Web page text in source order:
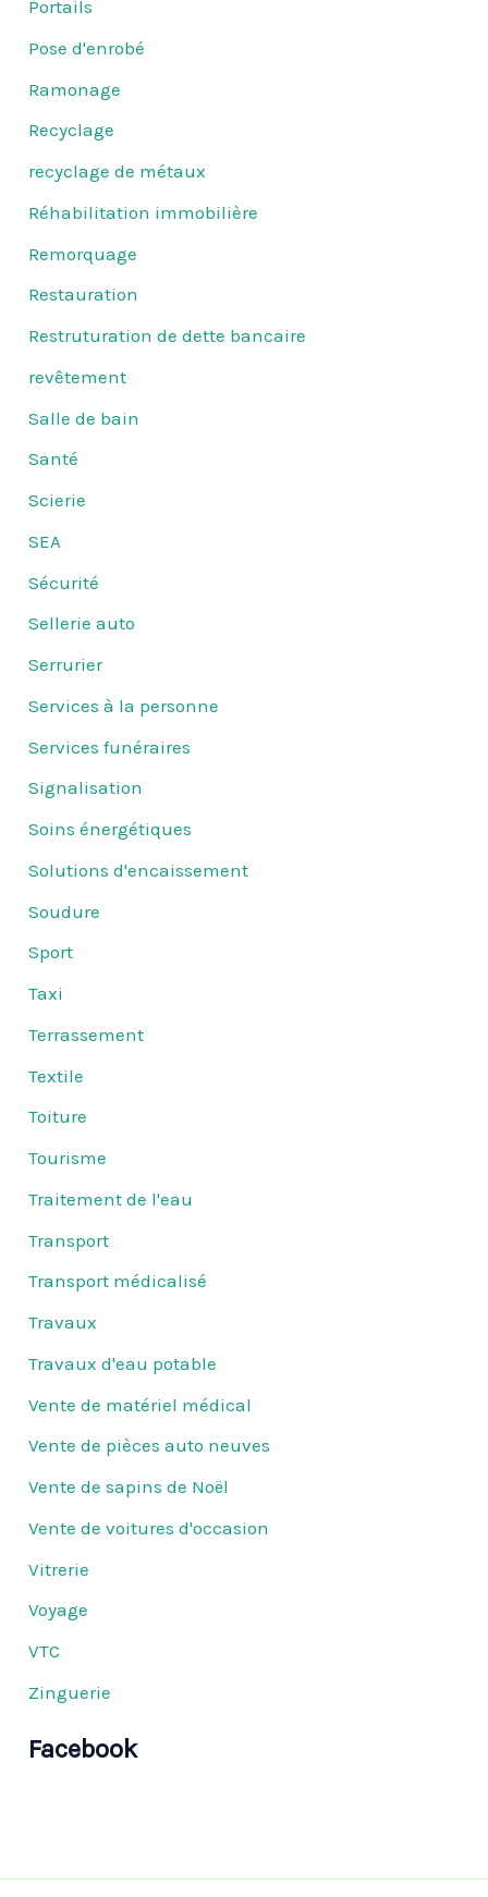
Portails
Pose d'enrobé
Ramonage
Recyclage
recyclage de métaux
Réhabilitation immobilière
Remorquage
Restauration
Restruturation de dette bancaire
revêtement
Salle de bain
Santé
Scierie
SEA
Sécurité
Sellerie auto
Serrurier
Services à la personne
Services funéraires
Signalisation
Soins énergétiques
Solutions d'encaissement
Soudure
Sport
Taxi
Terrassement
Textile
Toiture
Tourisme
Traitement de l'eau
Transport
Transport médicalisé
Travaux
Travaux d'eau potable
Vente de matériel médical
Vente de pièces auto neuves
Vente de sapins de Noël
Vente de voitures d'occasion
Vitrerie
Voyage
VTC
Zinguerie
Facebook